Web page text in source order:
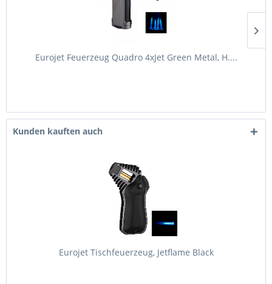
Eurojet Feuerzeug Quadro 4xJet Green Metal, H....
Kunden kauften auch
Eurojet Tischfeuerzeug, Jetflame Black